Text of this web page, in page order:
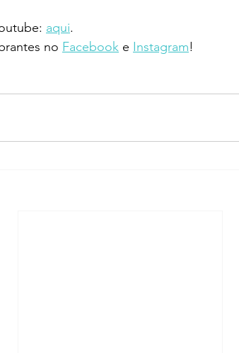
aqui.
no Facebook e Instagram!